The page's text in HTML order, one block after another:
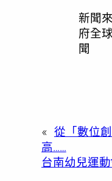
新聞
府全
聞
« 從「數位
高……
台南幼兒運